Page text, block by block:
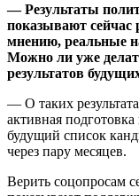
— Результаты
показывают
мнению, реальные
Можно ли уже
результатов
— О таких
активная
будущий список
через пару месяцев.
Верить соцопросам